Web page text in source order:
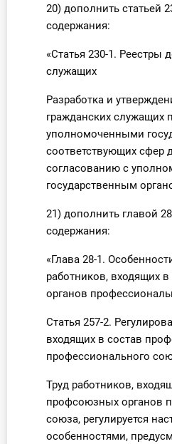
20) дополнить статьей
содержания:
«Статья 230-1. Реестры
служащих
Разработка и
гражданских служащих
уполномоченными
соответствующих сфер
согласованию с
государственным
21) дополнить главой
содержания:
«Глава 28-1.
работников, входящих
органов
Статья 257-2.
входящих в состав
профессионального
Труд работников,
профсоюзных органов
союза, регулируется
особенностями,